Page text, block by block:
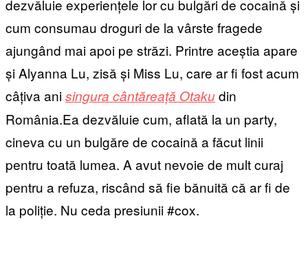
dezvăluie experiențele lor cu bulgări de cocaină și
cum consumau droguri de la vârste fragede
ajungând mai apoi pe străzi. Printre aceștia apare
și Alyanna Lu, zisă și Miss Lu, care ar fi fost acum
câțiva anisingura cântăreață Otakudin
România.Ea dezvăluie cum, aflată la un party,
cineva cu un bulgăre de cocaină a făcut linii
pentru toată lumea. A avut nevoie de mult curaj
pentru a refuza, riscând să fie bănuită că ar fi de
la poliție. Nu ceda presiunii #cox.